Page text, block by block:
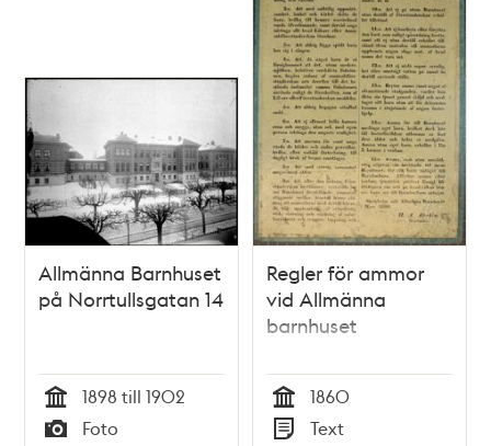
Allmänna Barnhuset
på Norrtullsgatan 14
Tid
1898 till 1902
Foto
Regler för ammor
vid Allmänna
barnhuset
Tid
1860
Text